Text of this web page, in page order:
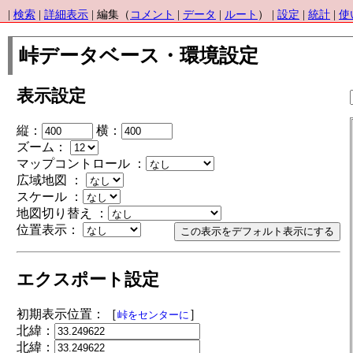
検索 詳細表示 | 編集（ コメント データ ルート ） | 設定 統計 使
峠データベース・環境設定
表示設定
縦：
横：
ズーム：
マップコントロール ：
広域地図 ：
スケール ：
地図切り替え ：
位置表示：
エクスポート設定
初期表示位置：［峠をセンターに ］
北緯：
北緯：